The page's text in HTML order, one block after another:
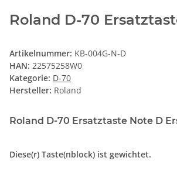
Roland D-70
Artikelnummer: KB-004G-N-D
HAN: 22575258W0
Kategorie: D-70
Hersteller: Roland
Roland D-70 Ersatztaste Note D
Diese(r) Taste(nblock) ist gewichtet.